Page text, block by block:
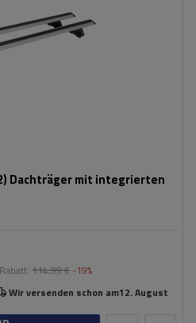
Dachträger mit integrierten
114,99 € -19%
Wir versenden schon am12. August